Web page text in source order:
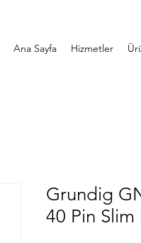
Ana Sayfa Hizmetler
Grundig
40 Pin